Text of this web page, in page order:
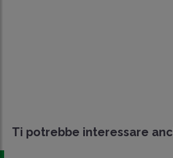
Ti potrebbe interessare